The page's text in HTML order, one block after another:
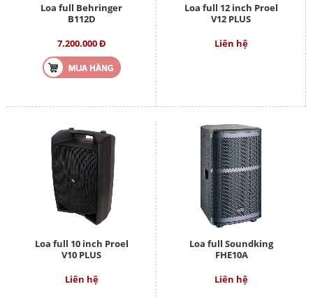
Loa full Behringer
B112D
7.200.000 Đ
Loa full 12 inch Proel
V12 PLUS
Liên hệ
Loa full 10 inch Proel
V10 PLUS
Liên hệ
Loa full Soundking
FHE10A
Liên hệ